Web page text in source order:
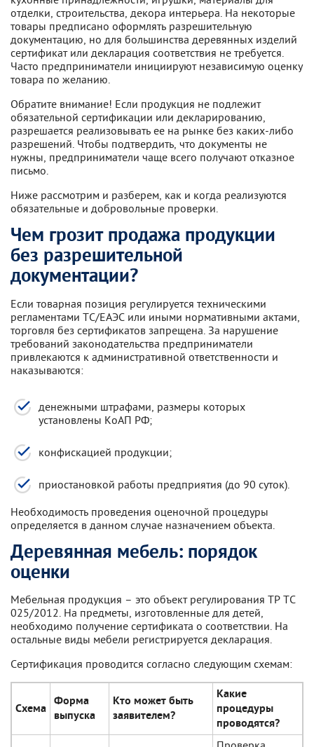
отделки, строительства, декора интерьера. На некоторые
товары предписано оформлять разрешительную
документацию, но для большинства деревянных изделий
сертификат или декларация соответствия не требуется.
Часто предприниматели инициируют независимую оценку
товара по желанию.
Обратите внимание! Если продукция не подлежит
обязательной сертификации или декларированию,
разрешается реализовывать ее на рынке без каких-либо
разрешений. Чтобы подтвердить, что документы не
нужны, предприниматели чаще всего получают отказное
письмо.
Ниже рассмотрим и разберем, как и когда реализуются
обязательные и добровольные проверки.
Чем грозит продажа продукции
без разрешительной
документации?
Если товарная позиция регулируется техническими
регламентами ТС/ЕАЭС или иными нормативными актами,
торговля без сертификатов запрещена. За нарушение
требований законодательства предприниматели
привлекаются к административной ответственности и
наказываются:
денежными штрафами, размеры которых
установлены КоАП РФ;
конфискацией продукции;
приостановкой работы предприятия (до 90 суток).
Необходимость проведения оценочной процедуры
определяется в данном случае назначением объекта.
Деревянная мебель: порядок
оценки
Мебельная продукция – это объект регулирования ТР ТС
025/2012. На предметы, изготовленные для детей,
необходимо получение сертификата о соответствии. На
остальные виды мебели регистрируется декларация.
Сертификация проводится согласно следующим схемам:
Схема
Форма
выпуска
Кто может быть
заявителем?
Какие
процедуры
проводятся?